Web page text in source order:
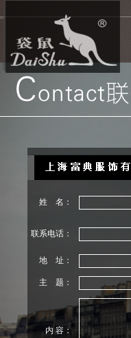
姓 名：
联系电话：
地 址：
主 题：
内 容：